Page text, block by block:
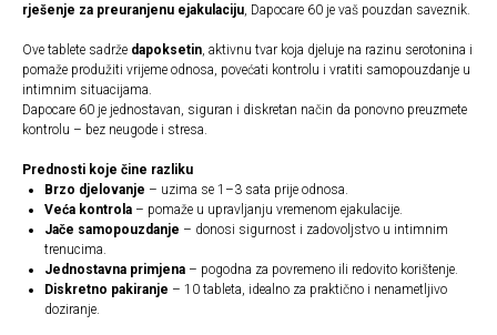
rješenje za preuranjenu ejakulaciju, Dapocare 60 je vaš pouzdan saveznik.
Ove tablete sadrže dapoksetin, aktivnu tvar koja djeluje na razinu serotonina i
pomaže produžiti vrijeme odnosa, povećati kontrolu i vratiti samopouzdanje u
intimnim situacijama.
Dapocare 60 je jednostavan, siguran i diskretan način da ponovno preuzmete
kontrolu – bez neugode i stresa.
Prednosti koje čine razliku
Brzo djelovanje – uzima se 1–3 sata prije odnosa.
Veća kontrola – pomaže u upravljanju vremenom ejakulacije.
Jače samopouzdanje – donosi sigurnost i zadovoljstvo u intimnim
trenucima.
Jednostavna primjena – pogodna za povremeno ili redovito korištenje.
Diskretno pakiranje – 10 tableta, idealno za praktično i nenametljivo
doziranje.